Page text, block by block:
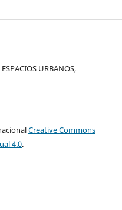
URBANOS,
Creative Commons
4.0.